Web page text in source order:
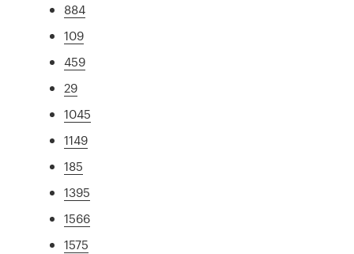
884
109
459
29
1045
1149
185
1395
1566
1575